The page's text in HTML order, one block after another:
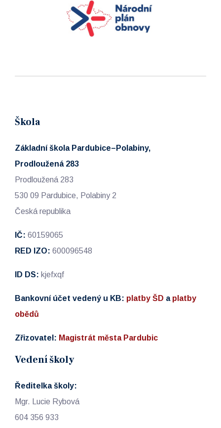
Škola
Základní škola Pardubice–Polabiny,
Prodloužená 283
Prodloužená 283
530 09 Pardubice, Polabiny 2
Česká republika
IČ: 60159065
RED IZO: 600096548
ID DS: kjefxqf
Bankovní účet vedený u KB: platby ŠD a platby
obědů
Zřizovatel: Magistrát města Pardubic
Vedení školy
Ředitelka školy:
Mgr. Lucie Rybová
604 356 933